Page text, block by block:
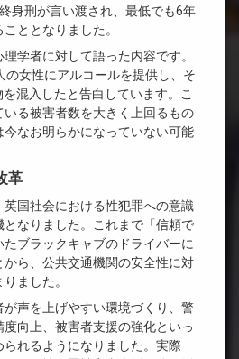
身刑が言い渡され、最低でも6年
ととなりました。
学者に対して語った内容です。
の女性にアルコールを提供し、そ
混入したと告白しています。こ
る被害者数を大きく上回るもの
なお明らかになっていない可能
革
国社会における性犯罪への意識
なりました。これまで「信頼で
ブラックキャブのドライバーに
から、公共交通機関の安全性に対
ました。
が声を上げやすい環境づくり、警
向上、被害者支援の強化といっ
れるようになりました。実際